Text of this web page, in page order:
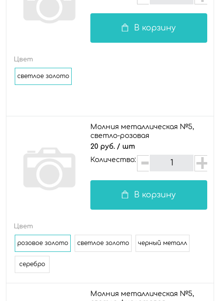
В корзину
Цвет
светлое золото
Молния металлическая №5,
светло-розовая
20 руб. / шт
Количество:
В корзину
Цвет
розовое золото светлое золото черный металл
серебро
Молния металлическая №5,